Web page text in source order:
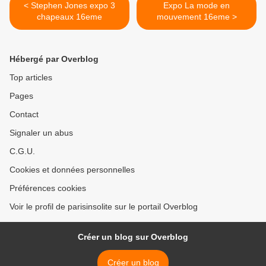
< Stephen Jones expo 3
chapeaux 16eme
Expo La mode en
mouvement 16eme >
Hébergé par Overblog
Top articles
Pages
Contact
Signaler un abus
C.G.U.
Cookies et données personnelles
Préférences cookies
Voir le profil de parisinsolite sur le portail Overblog
Créer un blog sur Overblog
Créer un blog